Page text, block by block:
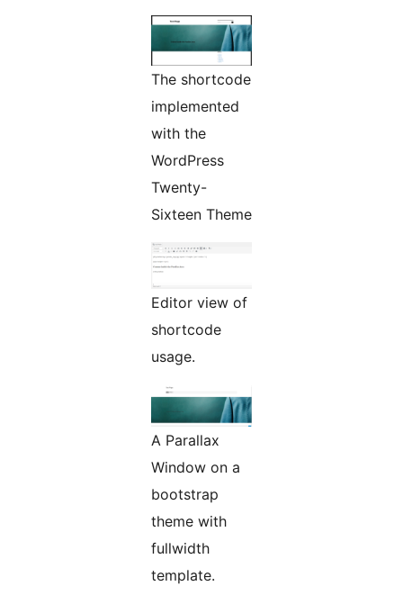
The shortcode
implemented
with the
WordPress
Twenty-
Sixteen Theme
Editor view of
shortcode
usage.
A Parallax
Window on a
bootstrap
theme with
fullwidth
template.